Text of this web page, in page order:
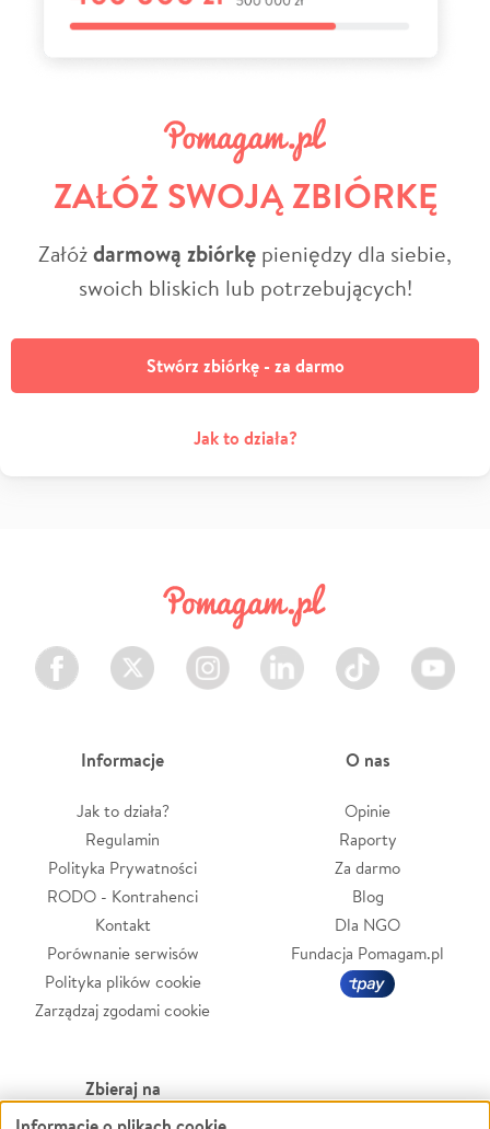
ZAŁÓŻ SWOJĄ ZBIÓRKĘ
Załóżdarmową zbiórkę pieniędzy dla siebie,
swoich bliskich lub potrzebujących!
Stwórz zbiórkę - za darmo
Jak to działa?
Facebook Twitter Instagram LinkedIn TikTok Youtube
Informacje
Jak to działa?
Regulamin
Polityka Prywatności
RODO - Kontrahenci
Kontakt
Porównanie serwisów
Polityka plików cookie
Zarządzaj zgodami cookie
O nas
Opinie
Raporty
Za darmo
Blog
Dla NGO
Fundacja Pomagam.pl
Zbieraj na